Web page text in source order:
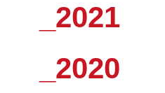
_2021
_2020